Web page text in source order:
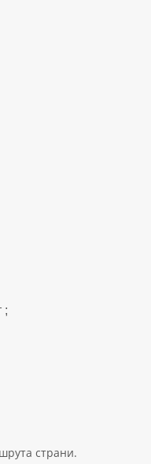
;
страни.